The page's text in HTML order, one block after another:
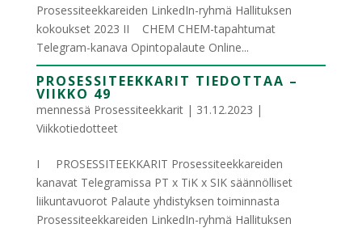
Prosessiteekkareiden LinkedIn-ryhmä Hallituksen
kokoukset 2023 II CHEM CHEM-tapahtumat
Telegram-kanava Opintopalaute Online...
PROSESSITEEKKARIT TIEDOTTAA –
VIIKKO 49
mennessä Prosessiteekkarit| 31.12.2023 |
Viikkotiedotteet
I PROSESSITEEKKARIT Prosessiteekkareiden
kanavat Telegramissa PT x TiK x SIK säännölliset
liikuntavuorot Palaute yhdistyksen toiminnasta
Prosessiteekkareiden LinkedIn-ryhmä Hallituksen